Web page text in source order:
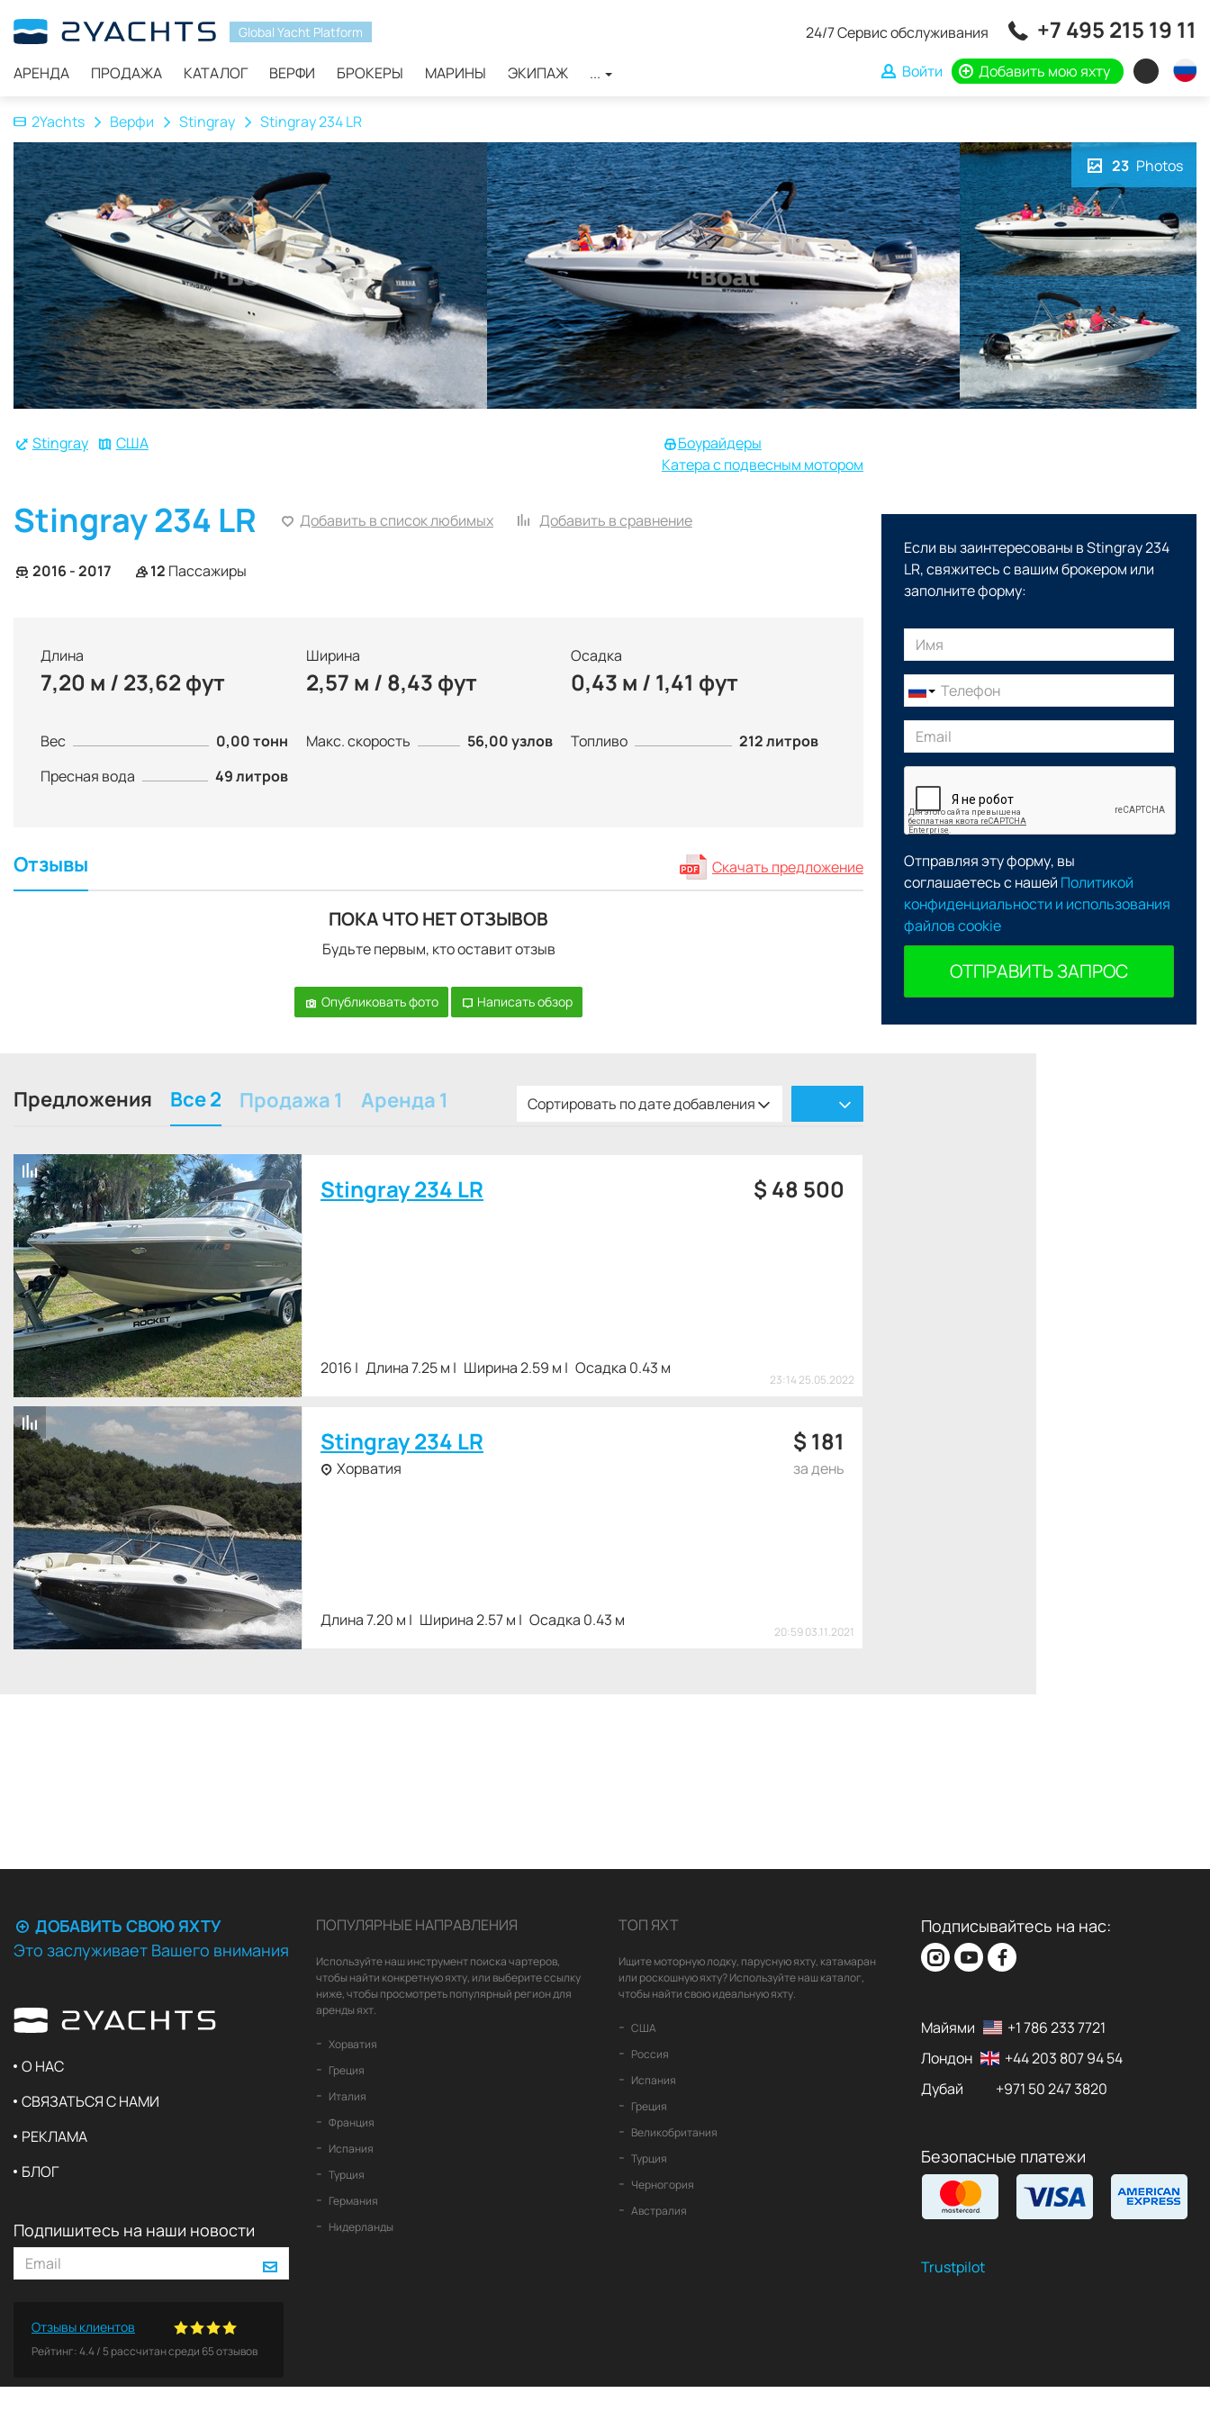
Global Yacht Platform
АРЕНДА ПРОДАЖА КАТАЛОГ ВЕРФИ БРОКЕРЫ МАРИНЫ ЭКИПАЖ ...
24/7 Сервис обслуживания +7 495 215 19 11
Войти Добавить мою яхту
2Yachts Верфи Stingray Stingray 234 LR
23 Photos
Stingray США
Боурайдеры
Катера с подвесным мотором
Stingray 234 LR Добавить в список любимых Добавить в сравнение
2016 - 2017 12 Пассажиры
Длина
7,20 м / 23,62 фут
Ширина
2,57 м / 8,43 фут
Осадка
0,43 м / 1,41 фут
Вес 0,00 тонн Макс. скорость 56,00 узлов Топливо
212 литров
Пресная вода
49 литров
Скачать предложение
Отзывы
ПОКА ЧТО НЕТ ОТЗЫВОВ
Будьте первым, кто оставит отзыв
Опубликовать фото Написать обзор
Предложения Все 2 Продажа 1 Аренда 1 Сортировать по дате добавления
Stingray 234 LR
2016 Длина 7.25 м Ширина 2.59 м Осадка 0.43 м
$ 48 500
23:14 25.05.2022
Stingray 234 LR
Хорватия
Длина 7.20 м Ширина 2.57 м Осадка 0.43 м
$ 181
за день
20:59 03.11.2021
Если вы заинтересованы в Stingray 234
LR, свяжитесь с вашим брокером или
заполните форму:
Отправляя эту форму, вы
соглашаетесь с нашей Политикой
конфиденциальности и использования
файлов cookie
ОТПРАВИТЬ ЗАПРОС
ДОБАВИТЬ СВОЮ ЯХТУ
Это заслуживает Вашего внимания
О НАС
СВЯЗАТЬСЯ С НАМИ
РЕКЛАМА
БЛОГ
Подпишитесь на наши новости
Отзывы клиентов
Рейтинг:4.4/ 5рассчитан среди 65отзывов
ПОПУЛЯРНЫЕ НАПРАВЛЕНИЯ
Используйте наш инструмент поиска чартеров,
чтобы найти конкретную яхту, или выберите ссылку
ниже, чтобы просмотреть популярный регион для
аренды яхт.
Хорватия
Греция
Италия
Франция
Испания
Турция
Германия
Нидерланды
ТОП ЯХТ
Ищите моторную лодку, парусную яхту, катамаран
или роскошную яхту? Используйте наш каталог,
чтобы найти свою идеальную яхту.
США
Россия
Испания
Греция
Великобритания
Турция
Черногория
Австралия
Подписывайтесь на нас:
Майями
+1 786 233 7721
Лондон
+44 203 807 94 54
Дубай
+971 50 247 3820
Безопасные платежи
Trustpilot